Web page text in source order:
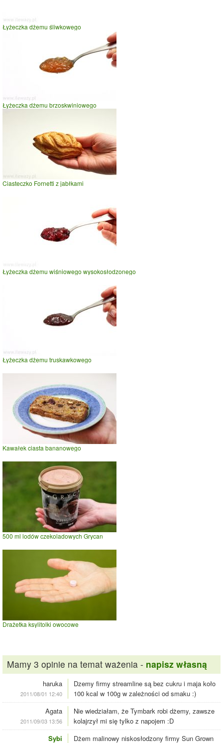
Łyżeczka dżemu śliwkowego
Łyżeczka dżemu brzoskwiniowego
Ciasteczko Fornetti z jabłkami
Łyżeczka dżemu wiśniowego wysokosłodzonego
Łyżeczka dżemu truskawkowego
Kawałek ciasta bananowego
500 ml lodów czekoladowych Grycan
Drażetka ksylitolki owocowe
Mamy 3 opinie na temat ważenia - napisz własną
haruka
2011/08/01 12:40
Dzemy firmy streamline są bez cukru i maja koło
100 kcal w 100g w zależności od smaku :)
Agata
2011/09/03 13:56
Nie wiedziałam, że Tymbark robi dżemy, zawsze
kolajrzył mi się tylko z napojem :D
Sybi
Dżem malinowy niskosłodzony firmy Sun Grown